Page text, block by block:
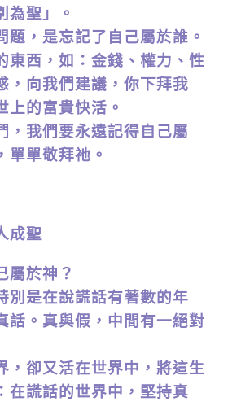
為聖」。
，是忘記了自己屬於誰。
東西，如：金錢、權力、性
，向我們建議，你下拜我
上的富貴快活。
我們要永遠記得自己屬
單單敬拜祂。
成聖
於神？
是在說謊話有著數的年
話。真與假，中間有一絕對
卻又活在世界中，將這生
在謊話的世界中，堅持真